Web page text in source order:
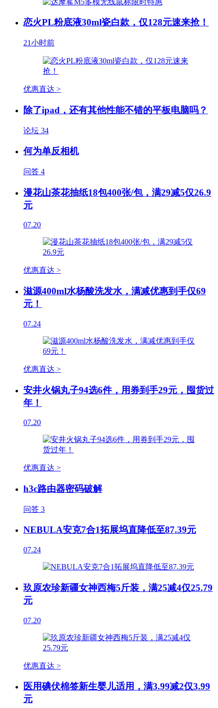
恋火PL粉底液30ml瓷白款，仅128元速来抢！
21小时前
优惠直达 >
除了ipad，还有其他性能不错的平板电脑吗？
论坛 34
何为单反相机
问答 4
漫花山茶花抽纸18包400张/包，满29减5仅26.9
元
07.20
优惠直达 >
滋源400ml水杨酸洗发水，满减优惠到手仅69
元！
07.24
优惠直达 >
安井火锅丸子94选6件，用券到手29元，囤货过
年！
07.20
优惠直达 >
h3c路由器密码破解
问答 3
NEBULA安克7合1拓展坞直降低至87.39元
07.24
玖原农珍新疆女神西梅5斤装，满25减4仅25.79
元
07.20
优惠直达 >
医用碘伏棉签新生婴儿适用，满3.99减2仅3.99
元